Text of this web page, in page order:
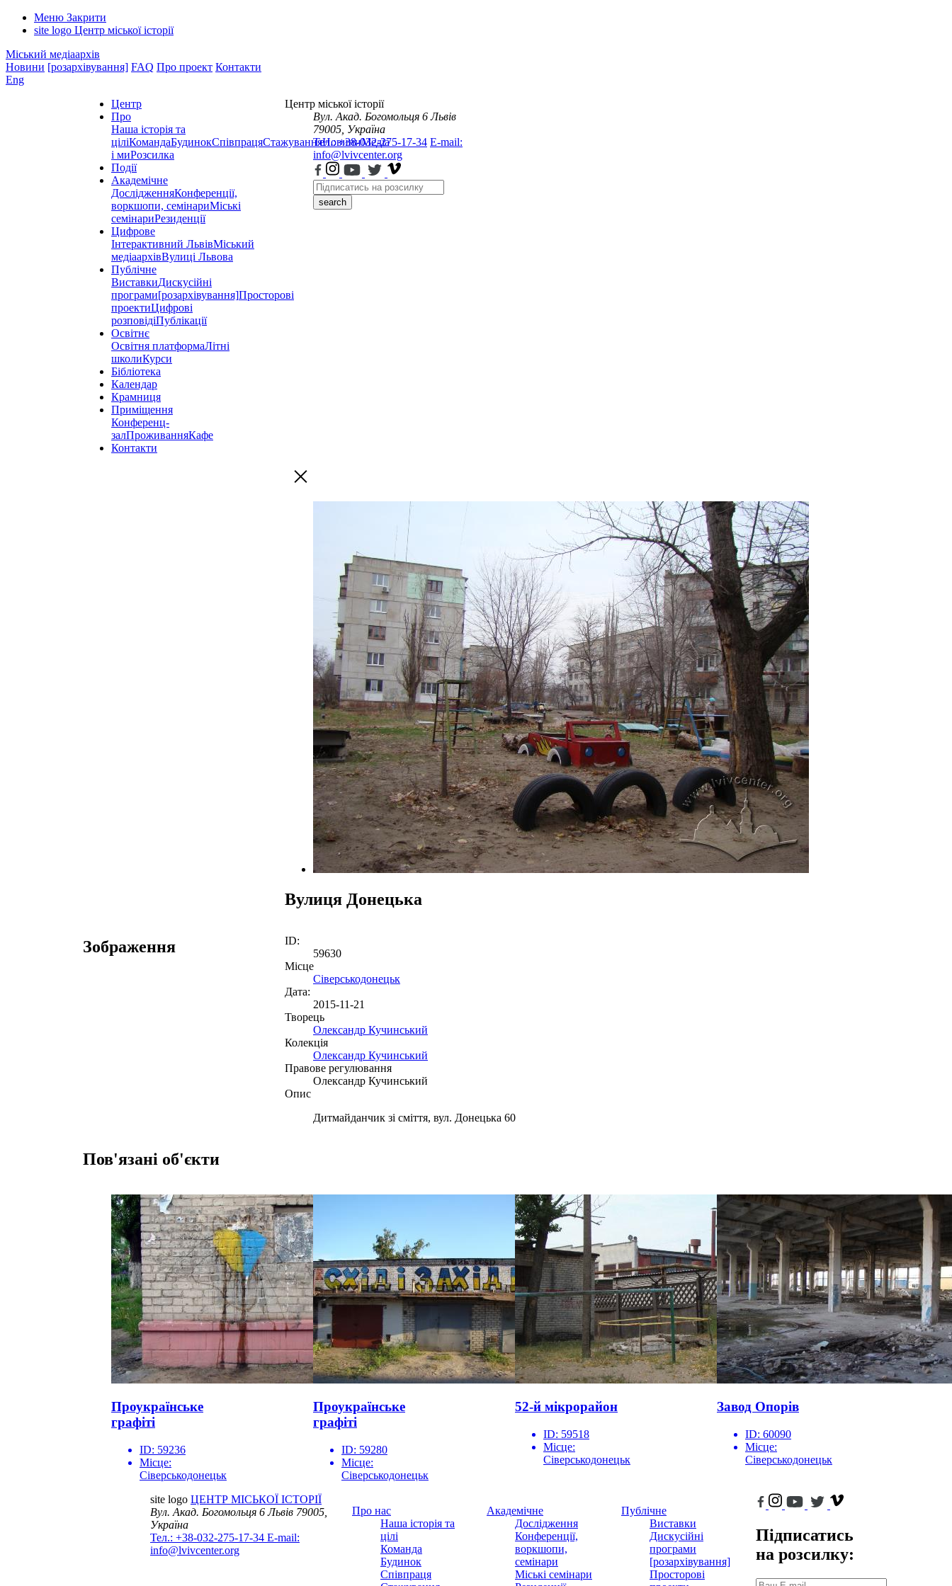
Меню Закрити
site logo Центр міської історії
Міський медіаархів
Новини [розархівування] FAQ Про проект Контакти
Eng
Центр
Про
Наша історія та
ціліКомандаБудинокСпівпрацяСтажуванняНовиниМедіа
і миРозсилка
Події
Академічне
ДослідженняКонференції,
воркшопи, семінариМіські
семінариРезиденції
Цифрове
Інтерактивний ЛьвівМіський
медіаархівВулиці Львова
Публічне
ВиставкиДискусійні
програми[розархівування]Просторові
проектиЦифрові
розповідіПублікації
Освітнє
Освітня платформаЛітні
школиКурси
Бібліотека
Календар
Крамниця
Приміщення
Конференц-
залПроживанняКафе
Контакти
Центр міської історії
Вул. Акад. Богомольця 6 Львів
79005, Україна
Тел.: +38-032-275-17-34 E-mail:
info@lvivcenter.org
search
Вулиця Донецька
Зображення
ID:
59630
Місце
Сіверськодонецьк
Дата:
2015-11-21
Творець
Олександр Кучинський
Колекція
Олександр Кучинський
Правове регулювання
Олександр Кучинський
Опис
Дитмайданчик зі сміття, вул. Донецька 60
Пов'язані об'єкти
Проукраїнське
графіті
ID: 59236
Місце:
Сіверськодонецьк
Проукраїнське
графіті
ID: 59280
Місце:
Сіверськодонецьк
52-й мікрорайон
ID: 59518
Місце:
Сіверськодонецьк
Завод Опорів
ID: 60090
Місце:
Сіверськодонецьк
site logo ЦЕНТР МІСЬКОЇ ІСТОРІЇ
Вул. Акад. Богомольця 6Львів 79005,
Україна
Тел.: +38-032-275-17-34 E-mail:
info@lvivcenter.org
Про нас
Наша історія та
цілі
Команда
Будинок
Співпраця
Академічне
Дослідження
Конференції,
воркшопи,
семінари
Міські семінари
Публічне
Виставки
Дискусійні
програми
[розархівування]
Просторові
Підписатись
на розсилку: